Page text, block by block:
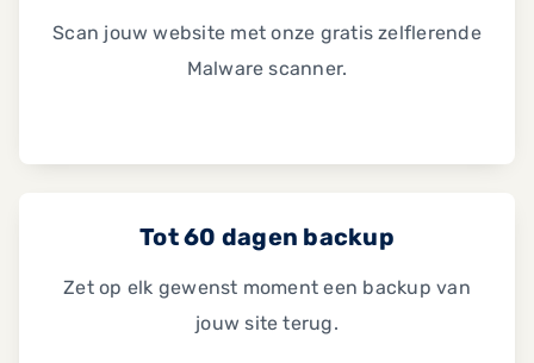
Scan jouw website met onze gratis zelflerende
Malware scanner.
Tot 60 dagen backup
Zet op elk gewenst moment een backup van
jouw site terug.